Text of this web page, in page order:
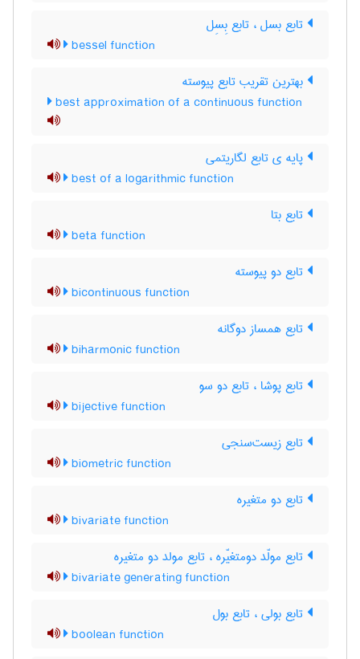
تابع بسل ، تابع بِسِل
bessel function
بهترین تقریب تابع پیوسته
best approximation of a continuous function
پایه ی تابع لگاریتمی
best of a logarithmic function
تابع بتا
beta function
تابع دو پیوسته
bicontinuous function
تابع همساز دوگانه
biharmonic function
تابع پوشا ، تابع دو سو
bijective function
تابع زیست‌سنجی
biometric function
تابع دو متغیره
bivariate function
تابع مولّد دومتغیّره ، تابع مولد دو متغیره
bivariate generating function
تابع بولی ، تابع بول
boolean function